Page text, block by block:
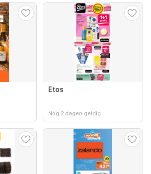
Etos
Nog 2 dagen geldig